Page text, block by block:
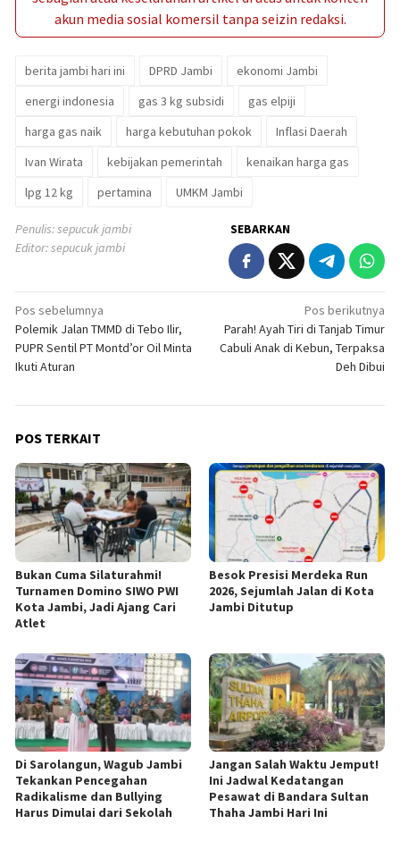
akun media sosial komersil tanpa seizin redaksi.
berita jambi hari ini DPRD Jambi
ekonomi Jambi
energi indonesia
gas 3 kg subsidi
gas elpiji
harga gas naik
harga kebutuhan pokok
Inflasi Daerah
Ivan Wirata
kebijakan pemerintah
kenaikan harga gas
lpg 12 kg
pertamina UMKM Jambi
Penulis: sepucuk jambi
Editor: sepucuk jambi
SEBARKAN
Navigasi
pos
Pos sebelumnya
Polemik Jalan TMMD di Tebo Ilir,
PUPR Sentil PT Montd’or Oil Minta
Ikuti Aturan
Pos berikutnya
Parah! Ayah Tiri di Tanjab Timur
Cabuli Anak di Kebun, Terpaksa
Deh Dibui
POS TERKAIT
Bukan Cuma Silaturahmi!
Turnamen Domino SIWO PWI
Kota Jambi, Jadi Ajang Cari
Atlet
Besok Presisi Merdeka Run
2026, Sejumlah Jalan di Kota
Jambi Ditutup
Di Sarolangun, Wagub Jambi
Tekankan Pencegahan
Radikalisme dan Bullying
Harus Dimulai dari Sekolah
Jangan Salah Waktu Jemput!
Ini Jadwal Kedatangan
Pesawat di Bandara Sultan
Thaha Jambi Hari Ini